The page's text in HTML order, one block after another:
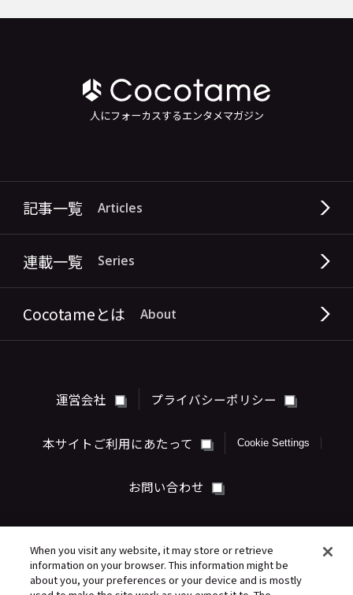
人にフォーカスするエンタメマガジン
記事一覧 Articles
連載一覧 Series
Cocotameとは About
運営会社 プライバシーポリシー
本サイトご利用にあたって Cookie Settings
お問い合わせ
When you visit any website, it may store or retrieve
information on your browser. This information might be
about you, your preferences or your device and is mostly